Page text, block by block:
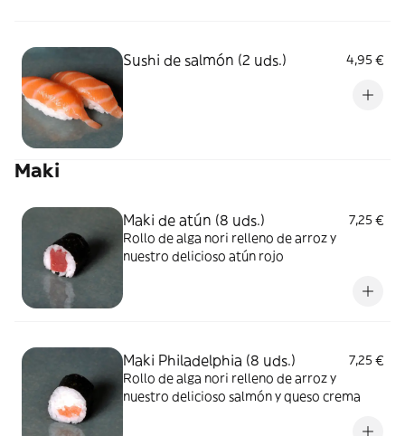
Sushi de salmón (2 uds.) 4,95 €
Maki
Maki de atún (8 uds.)
7,25 €
Rollo de alga nori relleno de arroz y
nuestro delicioso atún rojo
Maki Philadelphia (8 uds.)
7,25 €
Rollo de alga nori relleno de arroz y
nuestro delicioso salmón y queso crema